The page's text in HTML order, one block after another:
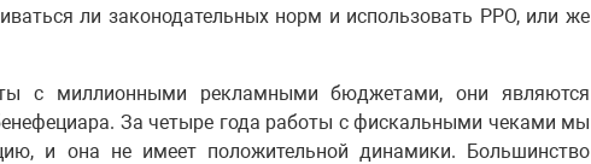
ли законодательных норм и использовать РРО, или же
с миллионными рекламными бюджетами, они являются
За четыре года работы с фискальными чеками мы
и она не имеет положительной динамики. Большинство